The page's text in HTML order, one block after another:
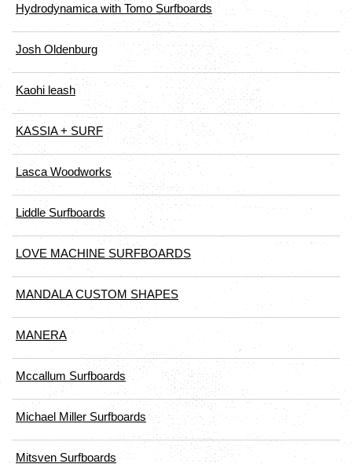
Hydrodynamica with Tomo Surfboards
Josh Oldenburg
Kaohi leash
KASSIA + SURF
Lasca Woodworks
Liddle Surfboards
LOVE MACHINE SURFBOARDS
MANDALA CUSTOM SHAPES
MANERA
Mccallum Surfboards
Michael Miller Surfboards
Mitsven Surfboards